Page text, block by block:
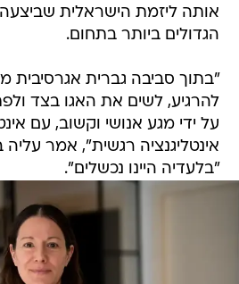
אותה ליזמת הישראלית
הגדולים ביותר בתחום.
"בתוך סביבה גברית אגרסיבית
להרגיע, לשים את האגו בצד
על ידי מגע אנושי וקשוב, עם
אינטליגנציה רגשית", אמר עליה
"בלעדיה היינו נכשלים".